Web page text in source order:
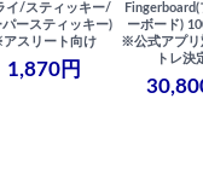
イ/スティッキー/
パースティッキー)
スリート向け
1,870円
ーボード)
※公式アプ
トレ決